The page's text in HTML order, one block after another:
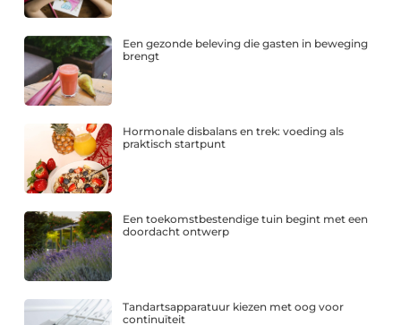
Een gezonde beleving die gasten in beweging
brengt
Hormonale disbalans en trek: voeding als
praktisch startpunt
Een toekomstbestendige tuin begint met een
doordacht ontwerp
Tandartsapparatuur kiezen met oog voor
continuïteit